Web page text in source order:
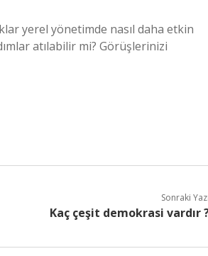
yerel yönetimde nasıl daha etkin
atılabilir mi? Görüşlerinizi
Sonraki
Kaç çeşit demokrasi vardır